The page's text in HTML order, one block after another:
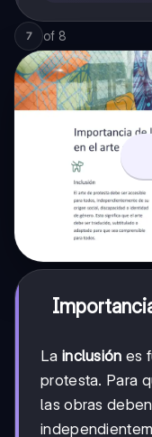
7 of 8
La inclusión es
protesta. Para
las obras